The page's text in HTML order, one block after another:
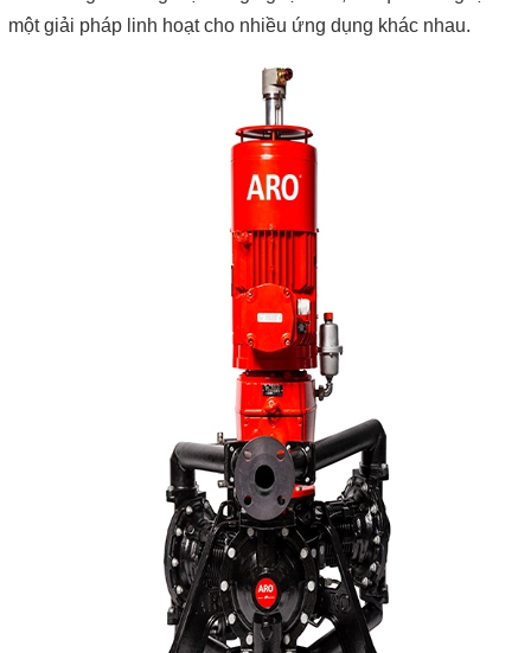
một giải pháp linh hoạt cho nhiều ứng dụng khác nhau.